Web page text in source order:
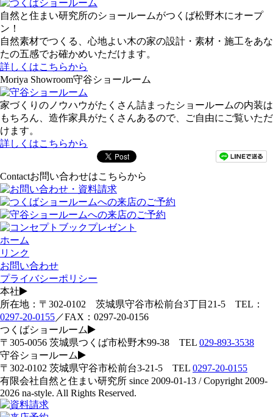
自然と住まい研究所のショールームがつくば松野木にオープ
ン！
自然素材でつくる、心地よい木の家の設計・素材・施工をあな
たの五感でお確かめいただけます。
詳しくはこちらから
Moriya Showroom守谷ショールーム
家づくりのノウハウがたくさん詰まったショールームの内装は
もちろん、造作家具がたくさんあるので、ご自由にご覧いただ
けます。
詳しくはこちらから
Contactお問い合わせはこちらから
ホーム
リンク
お問い合わせ
プライバシーポリシー
本社
所在地：〒302-0102 茨城県守谷市松前台3丁目21-5 TEL：
0297-20-0155／FAX：0297-20-0156
つくばショールーム
〒305-0056 茨城県つくば市松野木99-38 TEL 029-893-3538
守谷ショールーム
〒302-0102 茨城県守谷市松前台3-21-5 TEL 0297-20-0155
有限会社自然と住まい研究所 since 2009-01-13 / Copyright 2009-
2026 na-style. All Rights Reserved.